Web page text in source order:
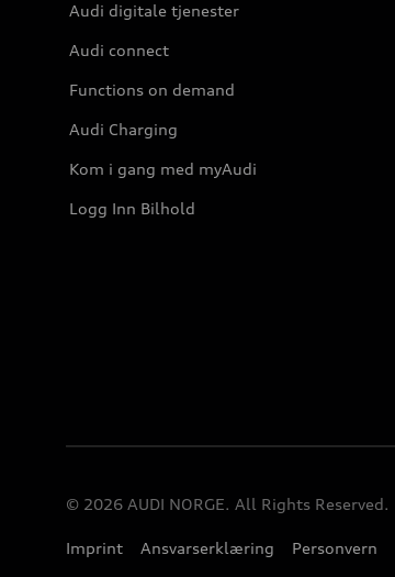
Audi digitale tjenester
Audi connect
Functions on demand
Audi Charging
Kom i gang med myAudi
Logg Inn Bilhold
© 2026 AUDI NORGE. All Rights Reserved.
Imprint Ansvarserklæring Personvern